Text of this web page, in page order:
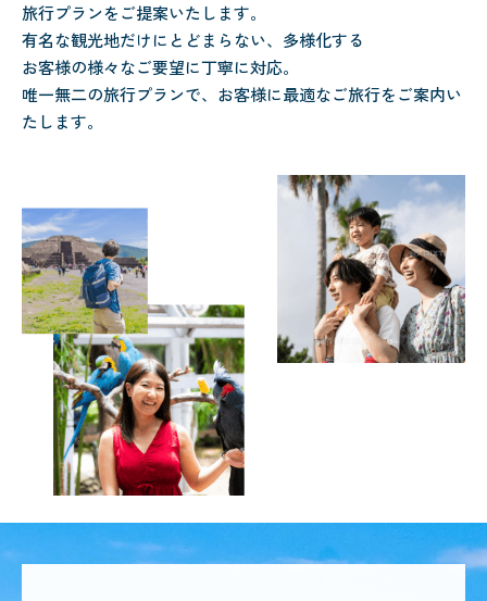
旅行プランをご提案いたします。
有名な観光地だけにとどまらない、多様化する
お客様の様々なご要望に丁寧に対応。
唯一無二の旅行プランで、お客様に最適なご旅行をご案内い
たします。